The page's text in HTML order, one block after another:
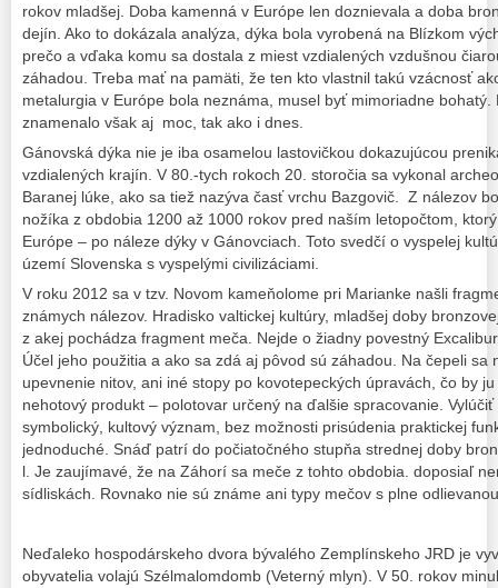
rokov mladšej. Doba kamenná v Európe len doznievala a doba
dejín. Ako to dokázala analýza, dýka bola vyrobená na Blízkom
prečo a vďaka komu sa dostala z miest vzdialených vzdušnou
záhadou. Treba mať na pamäti, že ten kto vlastnil takú vzácnosť
metalurgia v Európe bola neznáma, musel byť mimoriadne bohatý.
znamenalo však aj moc, tak ako i dnes.
Gánovská dýka nie je iba osamelou lastovičkou dokazujúcou
vzdialených krajín. V 80.-tych rokoch 20. storočia sa vykonal
Baranej lúke, ako sa tiež nazýva časť vrchu Bazgovič. Z nálezov
nožíka z obdobia 1200 až 1000 rokov pred naším letopočtom,
Európe – po náleze dýky v Gánovciach. Toto svedčí o vyspelej
území Slovenska s vyspelými civilizáciami.
V roku 2012 sa v tzv. Novom kameňolome pri Marianke našli
známych nálezov. Hradisko valtickej kultúry, mladšej doby
z akej pochádza fragment meča. Nejde o žiadny povestný
Účel jeho použitia a ako sa zdá aj pôvod sú záhadou. Na čepeli sa
upevnenie nitov, ani iné stopy po kovotepeckých úpravách, čo by
nehotový produkt – polotovar určený na ďalšie spracovanie.
symbolický, kultový význam, bez možnosti prisúdenia praktickej
jednoduché. Snáď patrí do počiatočného stupňa strednej doby
l. Je zaujímavé, že na Záhorí sa meče z tohto obdobia. doposiaľ
sídliskách. Rovnako nie sú známe ani typy mečov s plne
Neďaleko hospodárskeho dvora bývalého Zemplínskeho JRD je
obyvatelia volajú Szélmalomdomb (Veterný mlyn). V 50. rokov